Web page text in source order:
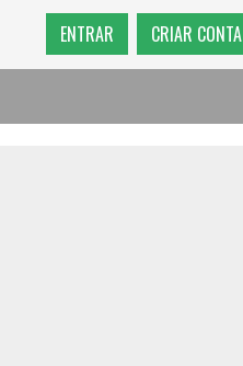
ENTRAR CRIAR CONTA